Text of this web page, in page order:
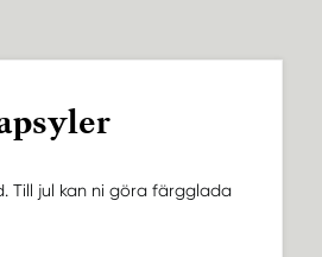
Till jul kan ni göra färgglada